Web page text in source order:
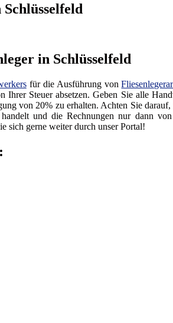
in Schlüsselfeld
für die Ausführung von
Ihrer Steuer absetzen. Geben Sie alle
von 20% zu erhalten. Achten Sie
handelt und die Rechnungen nur dann
sich gerne weiter durch unser Portal!